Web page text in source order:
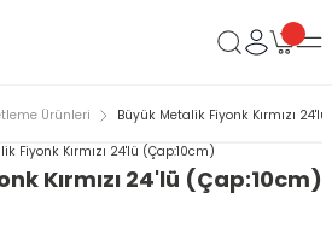
Ürünleri Büyük Metalik Fiyonk Kırmızı
Kırmızı 24'lü (Çap:10cm)